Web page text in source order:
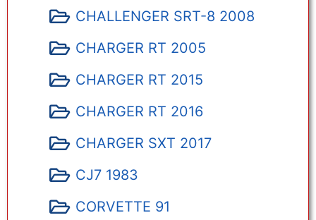
CHALLENGER SRT-8 2008
CHARGER RT 2005
CHARGER RT 2015
CHARGER RT 2016
CHARGER SXT 2017
CJ7 1983
CORVETTE 91